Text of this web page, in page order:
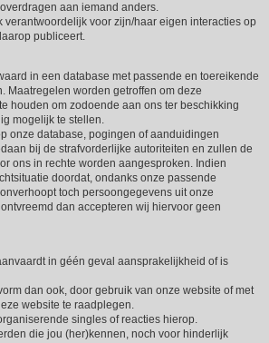
aan iemand anders.
verantwoordelijk voor zijn/haar eigen interacties op
publiceert.
in een database met passende en toereikende
Maatregelen worden getroffen om deze
houden om zodoende aan ons ter beschikking
mogelijk te stellen.
onze database, pogingen of aanduidingen
bij de strafvorderlijke autoriteiten en zullen de
ons in rechte worden aangesproken. Indien
doordat, ondanks onze passende
toch persoongegevens uit onze
dan accepteren wij hiervoor geen
in géén geval aansprakelijkheid of is
dan ook, door gebruik van onze website of met
website te raadplegen.
singles of reacties hierop.
die jou (her)kennen, noch voor hinderlijk